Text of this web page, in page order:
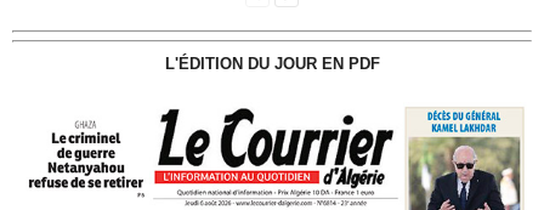
L'ÉDITION DU JOUR EN PDF